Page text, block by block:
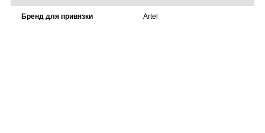
Бренд для привязки Artel